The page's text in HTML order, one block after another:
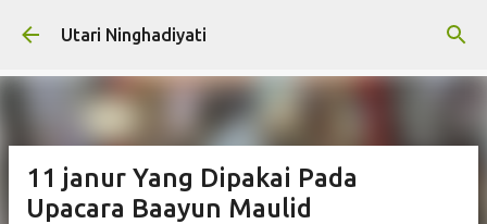
Langsung ke konten utama
Utari Ninghadiyati
11 janur Yang Dipakai Pada
Upacara Baayun Maulid